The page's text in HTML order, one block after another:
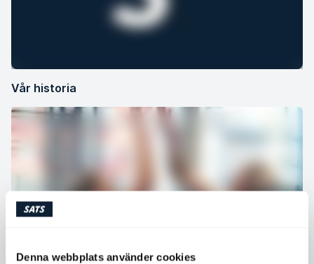
Denna webbplats använder cookies
Vår historia